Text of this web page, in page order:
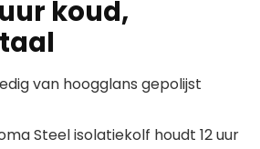
koud,
van hoogglans gepolijst
Steel isolatiekolf houdt 12 uur